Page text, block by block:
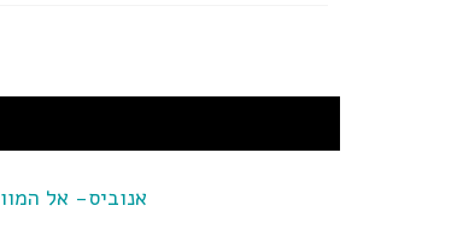
אנוביס- אל